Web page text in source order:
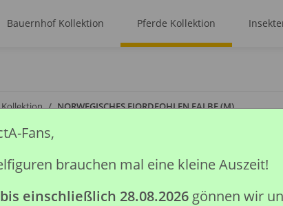
Bauernhof Kollektion Pferde Kollektion
NORWEGISCHES FJORDFOHLEN FALBE (M)
Fans,
brauchen mal eine kleine Auszeit!
einschließlich 28.08.2026 gönnen wir